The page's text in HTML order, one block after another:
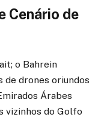
Cenário de
o Bahrein
de drones oriundos
Árabes
vizinhos do Golfo